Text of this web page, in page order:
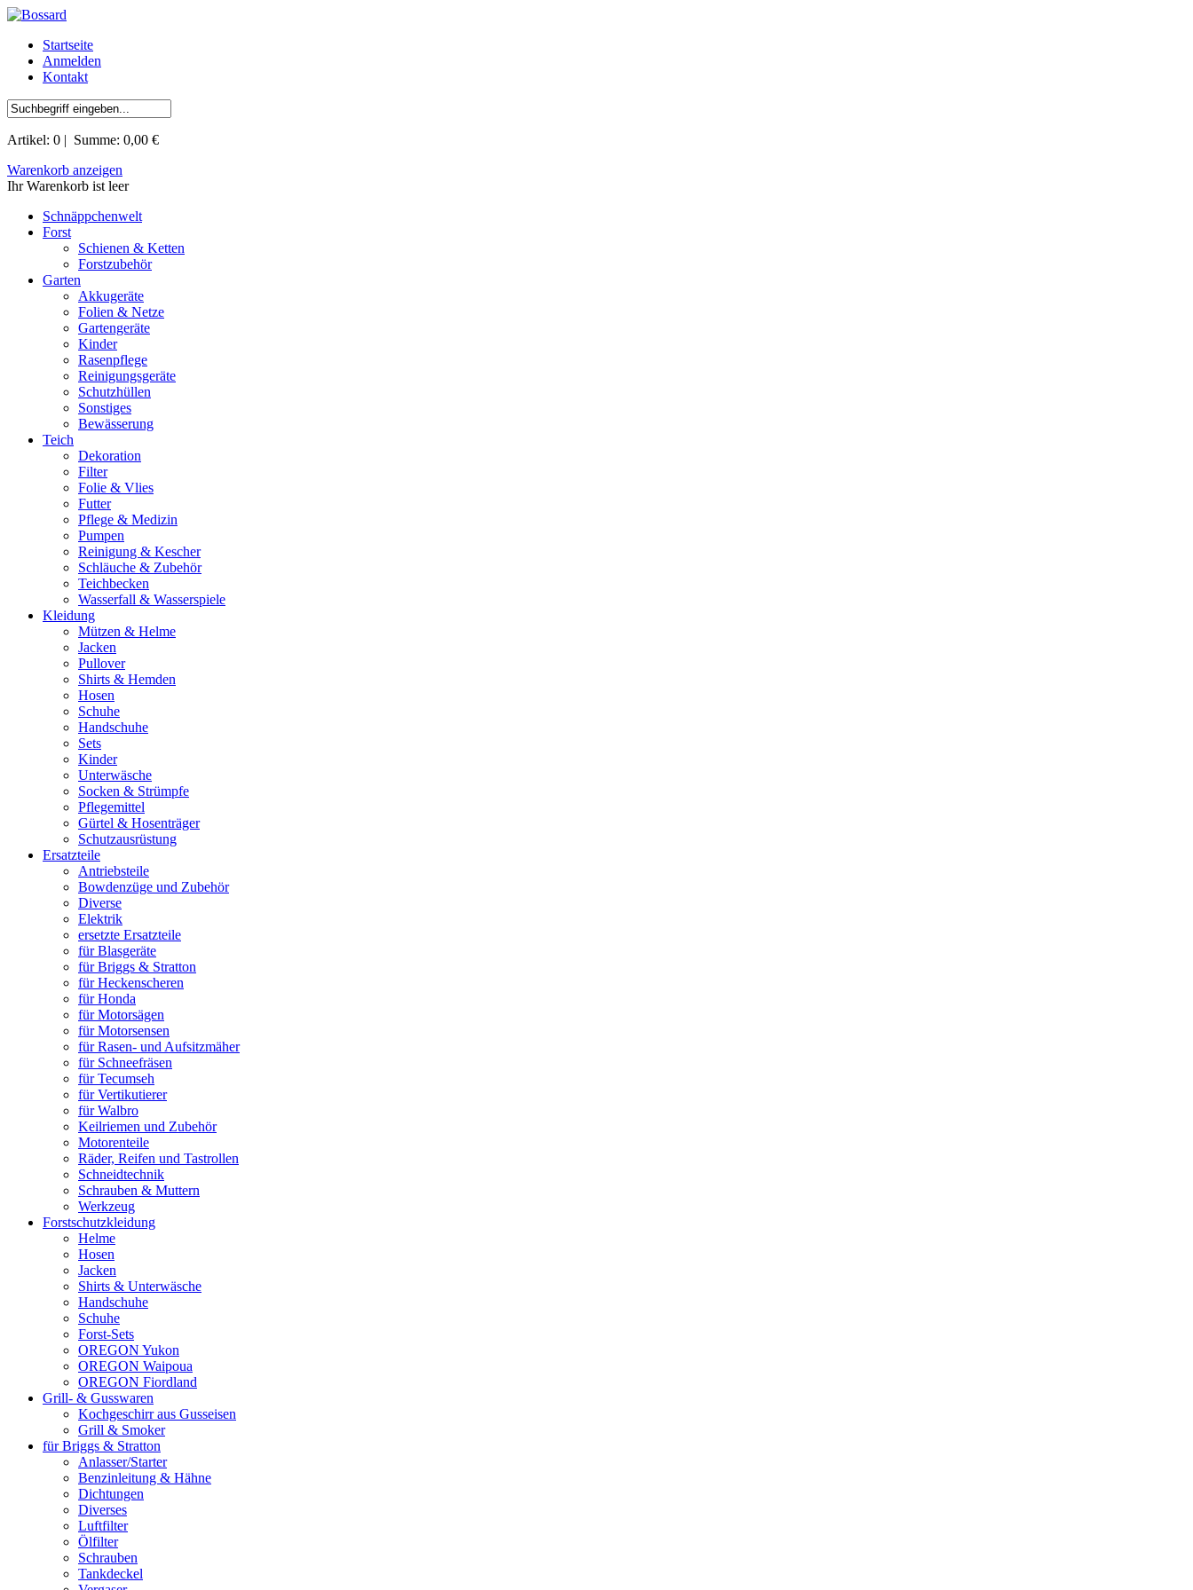
Startseite
Anmelden
Kontakt
Artikel: 0 | Summe: 0,00 €
Warenkorb anzeigen
Ihr Warenkorb ist leer
Schnäppchenwelt
Forst
Schienen & Ketten
Forstzubehör
Garten
Akkugeräte
Folien & Netze
Gartengeräte
Kinder
Rasenpflege
Reinigungsgeräte
Schutzhüllen
Sonstiges
Bewässerung
Teich
Dekoration
Filter
Folie & Vlies
Futter
Pflege & Medizin
Pumpen
Reinigung & Kescher
Schläuche & Zubehör
Teichbecken
Wasserfall & Wasserspiele
Kleidung
Mützen & Helme
Jacken
Pullover
Shirts & Hemden
Hosen
Schuhe
Handschuhe
Sets
Kinder
Unterwäsche
Socken & Strümpfe
Pflegemittel
Gürtel & Hosenträger
Schutzausrüstung
Ersatzteile
Antriebsteile
Bowdenzüge und Zubehör
Diverse
Elektrik
ersetzte Ersatzteile
für Blasgeräte
für Briggs & Stratton
für Heckenscheren
für Honda
für Motorsägen
für Motorsensen
für Rasen- und Aufsitzmäher
für Schneefräsen
für Tecumseh
für Vertikutierer
für Walbro
Keilriemen und Zubehör
Motorenteile
Räder, Reifen und Tastrollen
Schneidtechnik
Schrauben & Muttern
Werkzeug
Forstschutzkleidung
Helme
Hosen
Jacken
Shirts & Unterwäsche
Handschuhe
Schuhe
Forst-Sets
OREGON Yukon
OREGON Waipoua
OREGON Fiordland
Grill- & Gusswaren
Kochgeschirr aus Gusseisen
Grill & Smoker
für Briggs & Stratton
Anlasser/Starter
Benzinleitung & Hähne
Dichtungen
Diverses
Luftfilter
Ölfilter
Schrauben
Tankdeckel